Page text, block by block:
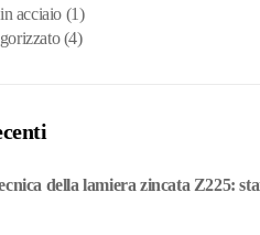
acciaio (1)
(4)
della lamiera zincata Z225: